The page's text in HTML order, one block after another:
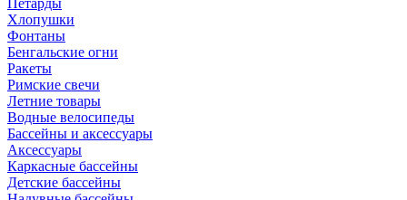
Петарды
Хлопушки
Фонтаны
Бенгальские огни
Ракеты
Римские свечи
Летние товары
Водные велосипеды
Бассейны и аксессуары
Аксессуары
Каркасные бассейны
Детские бассейны